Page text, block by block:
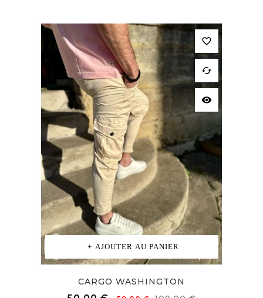
AJOUTER AU PANIER
favorite_border
cached
visibility
CARGO WASHINGTON